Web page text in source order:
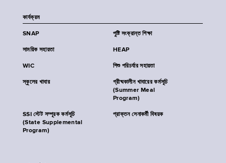
কার্যক্রম
SNAP পুষ্টি সংক্রান্ত শিক্ষা
সাময়িক সহায়তা HEAP
WIC শিশু পরিচর্যার সহায়তা
স্কুলের খাবার
গ্রীষ্মকালীন খাবারের কর্মসূচি
(Summer Meal
Program)
SSI স্টেট সম্পূরক কর্মসূচি
(State Supplemental
Program)
প্রাক্তন সেনাকর্মী বিষয়ক